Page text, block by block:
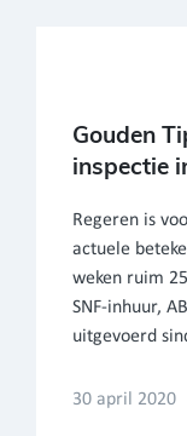
Gouden
inspectie
Regeren is
actuele
weken ruim
SNF-inhuur,
uitgevoerd
30 april 2020